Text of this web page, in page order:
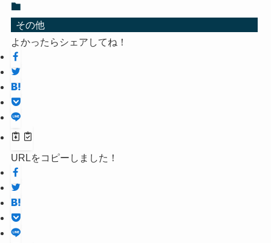
その他
よかったらシェアしてね！
URLをコピーしました！